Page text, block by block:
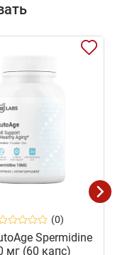
(0)
Spermidine
мг (60 капс)